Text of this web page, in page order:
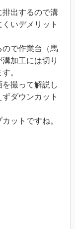
排出するので溝
いデメリット
ので作業台（馬
加工には切り
。
撮って解説し
ダウンカット
ットですね。